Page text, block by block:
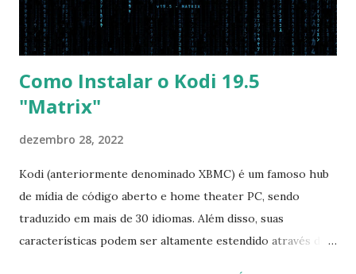
as necessá...
Como Instalar o Kodi 19.5
"Matrix"
dezembro 28, 2022
Kodi (anteriormente denominado XBMC) é um famoso hub
de mídia de código aberto e home theater PC, sendo
traduzido em mais de 30 idiomas. Além disso, suas
características podem ser altamente estendido através de